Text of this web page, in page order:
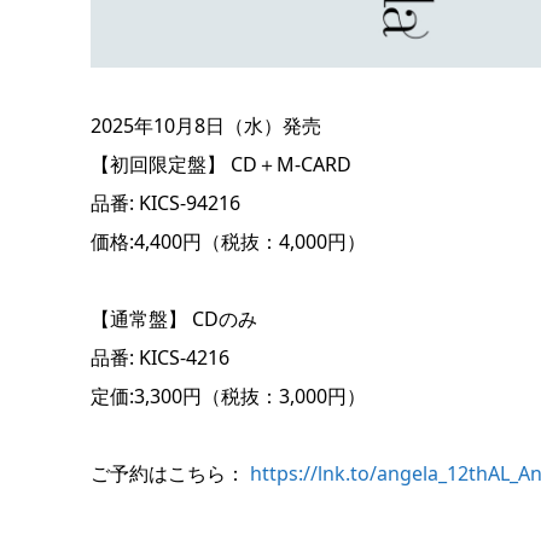
2025年10月8日（水）発売
【初回限定盤】 CD＋M-CARD
品番: KICS-94216
価格:4,400円（税抜：4,000円）
【通常盤】 CDのみ
品番: KICS-4216
定価:3,300円（税抜：3,000円）
ご予約はこちら： https://lnk.to/